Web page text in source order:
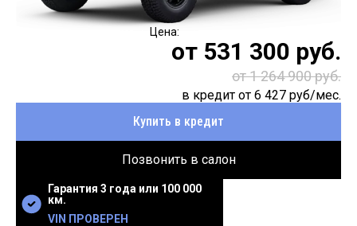
Гарантия 3 года или 100 000
км.
VIN ПРОВЕРЕН
от 531 300 руб.
от 1 264 900 руб.
в кредит от 6 427 руб/мес.
Купить в кредит
Позвонить в салон